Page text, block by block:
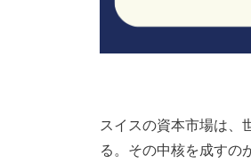
スイスの資本市場は、
る。その中核を成すの